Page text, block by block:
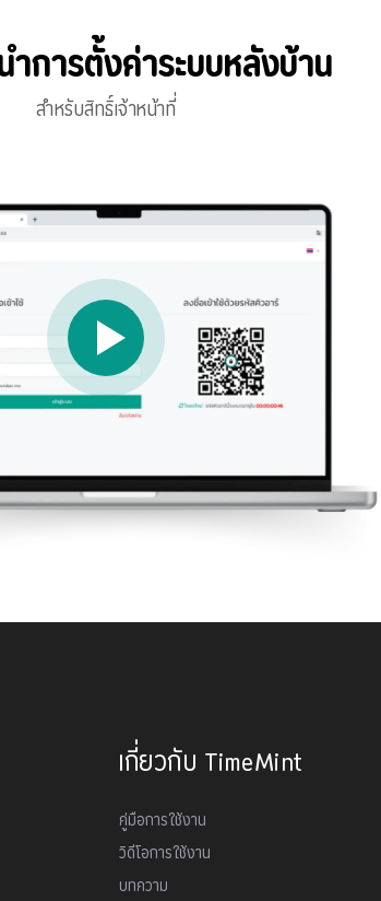
ำการตั้งค่าระบบหลังบ้าน
สำหรับสิทธิ์เจ้าหน้าที่
เกี่ยวกับ TimeMint
คู่มือการใช้งาน
วิดีโอการใช้งาน
บทความ